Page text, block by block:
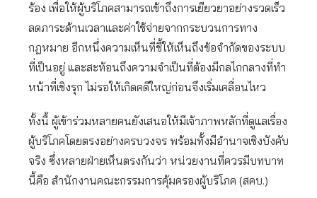
ร้อง เพื่อให้ผู้บริโภคสามารถเข้าถึงการเยียวยาอย่างรวดเร็ว
ลดภาระด้านเวลาและค่าใช้จ่ายจากกระบวนการทาง
กฎหมาย อีกหนึ่งความเห็นที่ชี้ให้เห็นถึงข้อจำกัดของระบบ
ที่เป็นอยู่ และสะท้อนถึงความจำเป็นที่ต้องมีกลไกกลางที่ทำ
หน้าที่เชิงรุก ไม่รอให้เกิดคดีใหญ่ก่อนจึงเริ่มเคลื่อนไหว
ทั้งนี้ ผู้เข้าร่วมหลายคนยังเสนอให้มีเจ้าภาพหลักที่ดูแลเรื่อง
ผู้บริโภคโดยตรงอย่างครบวงจร พร้อมทั้งมีอำนาจเชิงบังคับ
จริง ซึ่งหลายฝ่ายเห็นตรงกันว่า หน่วยงานที่ควรมีบทบาท
นี้คือ สำนักงานคณะกรรมการคุ้มครองผู้บริโภค (สคบ.)